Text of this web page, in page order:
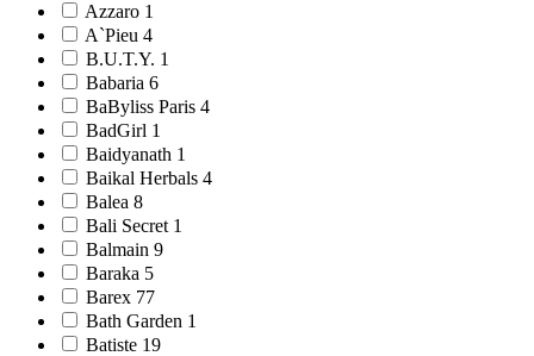
Azzaro 1
A`Pieu 4
B.U.T.Y. 1
Babaria 6
BaByliss Paris 4
BadGirl 1
Baidyanath 1
Baikal Herbals 4
Balea 8
Bali Secret 1
Balmain 9
Baraka 5
Barex 77
Bath Garden 1
Batiste 19